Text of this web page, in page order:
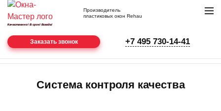
Качественно! В срок! Всегда!
Производитель
пластиковых окон Rehau
Заказать звонок +7 495 730-14-41
Главная О компании
Система контроля качества